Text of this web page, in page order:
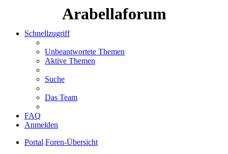
Arabellaforum
Schnellzugriff
Unbeantwortete Themen
Aktive Themen
Suche
Das Team
FAQ
Anmelden
Portal Foren-Übersicht